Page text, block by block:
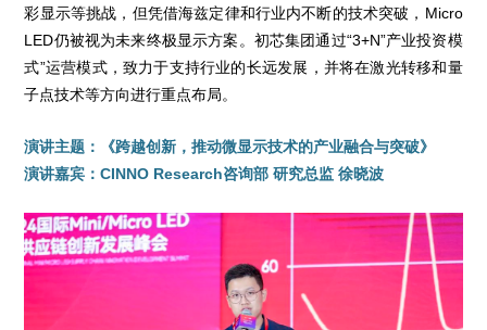
彩显示等挑战，但凭借海兹定律和行业内不断的技术突破，Micro
LED仍被视为未来终极显示方案。初芯集团通过“3+N”产业投资模
式”运营模式，致力于支持行业的长远发展，并将在激光转移和量
子点技术等方向进行重点布局。
演讲主题：《跨越创新，推动微显示技术的产业融合与突破》
演讲嘉宾：CINNO Research咨询部 研究总监 徐晓波